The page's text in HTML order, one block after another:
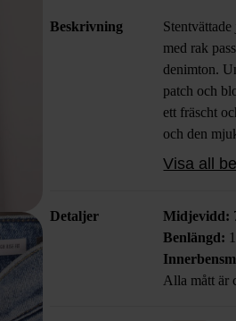
Beskrivning
med rak
denimton.
patch och
ett fräscht
och den
going
Visa all
Detaljer Midjevidd:
Benlängd:
Alla mått är